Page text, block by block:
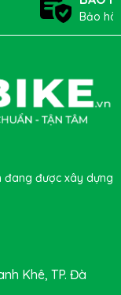
Bảo
đang được xây dựng
Khê, TP. Đà